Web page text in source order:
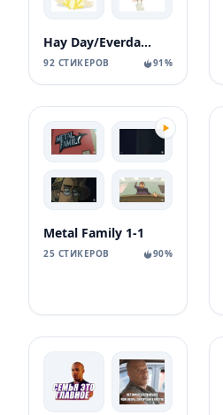
Hay Day/Everdale/Boom Beach: Frontlines
92 СТИКЕРОВ 91%
Metal Family 1-1
25 СТИКЕРОВ 90%